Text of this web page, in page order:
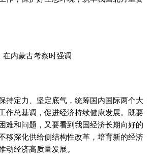
蒙古考察时强调
定力、坚定底气，统筹国内国际两个大
作总基调，促进经济持续健康发展。既要
难和问题，又要看到我国经济长期向好的
移深化供给侧结构性改革，培育新的经济
动经济高质量发展。